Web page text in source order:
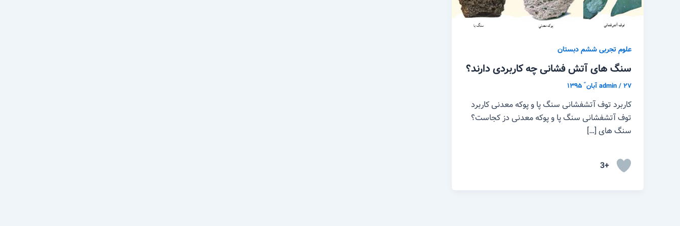
علوم تجربی ششم دبستان
سنگ های آتش فشانی چه کاربردی دارند؟
admin/۲۷ آبان ّ ۱۳۹۵
کاربرد توف آتشفشانی سنگ پا و پوکه معدنی کاربرد
توف آتشفشانی سنگ پا و پوکه معدنی دز کجاست؟
سنگ های […]
+3